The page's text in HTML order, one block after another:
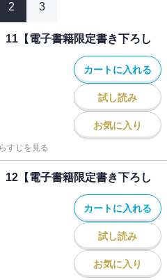
イが直接突撃したり、囮を使った
手助けをしたりと、リゼルの行く
押し！
19弾！
2 3
【電子書籍限定書き下ろし
カートに入れる
試し読み
お気に入り
すじを見る
【電子書籍限定書き下ろし
カートに入れる
試し読み
お気に入り